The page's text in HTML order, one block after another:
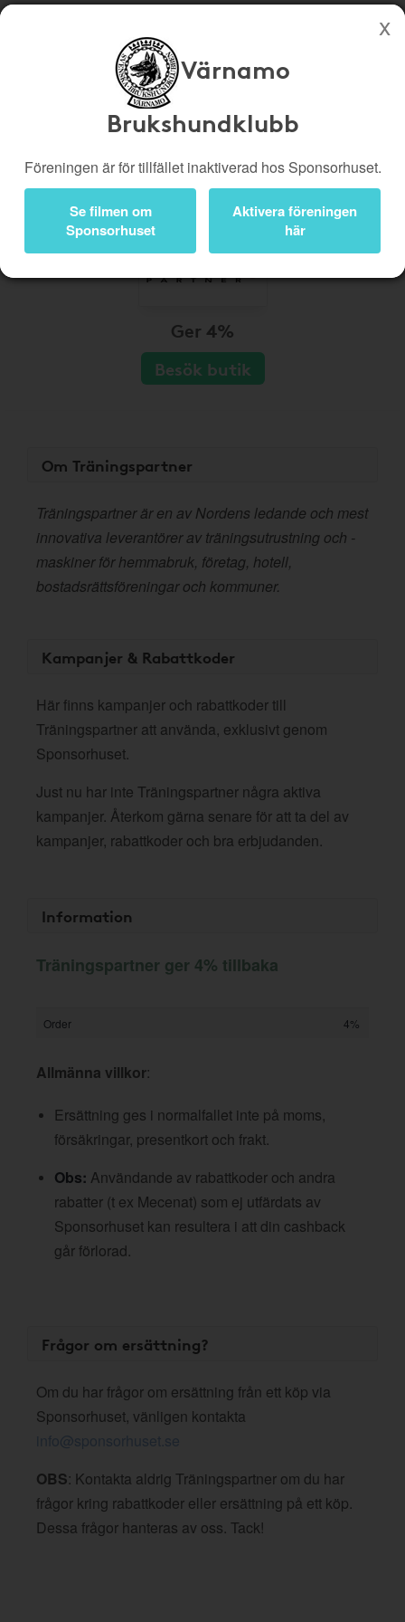
Köp genom denna sida stöttar Värnamo Brukshundklubb
Bli medlem
Logga in
Värnamo
Brukshundklubb
Föreningen är för tillfället inaktiverad hos Sponsorhuset.
Se filmen om
Sponsorhuset
Aktivera föreningen
här
Ger 4%
Besök butik
Om Träningspartner
Träningspartner är en av Nordens ledande och mest
innovativa leverantörer av träningsutrustning och -
maskiner för hemmabruk, företag, hotell,
bostadsrättsföreningar och kommuner.
Kampanjer & Rabattkoder
Här finns kampanjer och rabattkoder till
Träningspartner att använda, exklusivt genom
Sponsorhuset.
Just nu har inte Träningspartner några aktiva
kampanjer. Återkom gärna senare för att ta del av
kampanjer, rabattkoder och bra erbjudanden.
Information
Träningspartner ger 4% tillbaka
Order 4%
Allmänna villkor:
Ersättning ges i normalfallet inte på moms,
försäkringar, presentkort och frakt.
Obs: Användande av rabattkoder och andra
rabatter (t ex Mecenat) som ej utfärdats av
Sponsorhuset kan resultera i att din cashback
går förlorad.
Frågor om ersättning?
Om du har frågor om ersättning från ett köp via
Sponsorhuset, vänligen kontakta
info@sponsorhuset.se
OBS: Kontakta aldrig Träningspartner om du har
frågor kring rabattkoder eller ersättning på ett köp.
Dessa frågor hanteras av oss. Tack!